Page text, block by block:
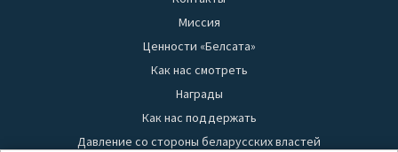
Миссия
Ценности «Белсата»
Как нас смотреть
Награды
Как нас поддержать
Давление со стороны беларусских властей